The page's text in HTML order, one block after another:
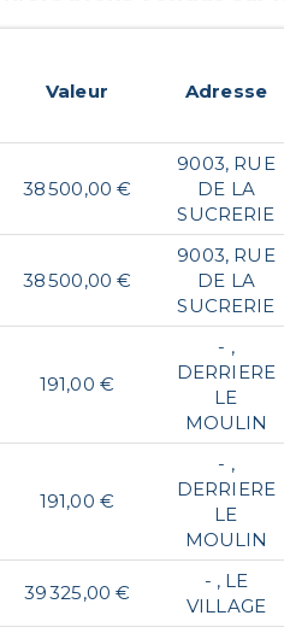
Valeur Adresse
38 500,00 €
9003, RUE
DE LA
SUCRERIE
38 500,00 €
9003, RUE
DE LA
SUCRERIE
191,00 €
- ,
DERRIERE
LE
MOULIN
191,00 €
- ,
DERRIERE
LE
MOULIN
39 325,00 €
- , LE
VILLAGE